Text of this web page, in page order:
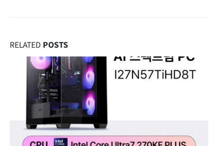
RELATED POSTS